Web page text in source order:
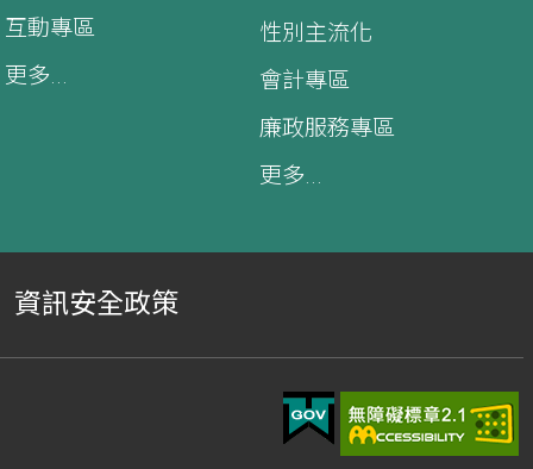
互動專區
更多...
性別主流化
會計專區
廉政服務專區
更多...
資訊安全政策